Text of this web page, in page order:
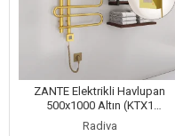
ZANTE Elektrikli Havlupan
500x1000 Altın (KTX1
Termostat) 200W Spiral Kablolu
Radiva